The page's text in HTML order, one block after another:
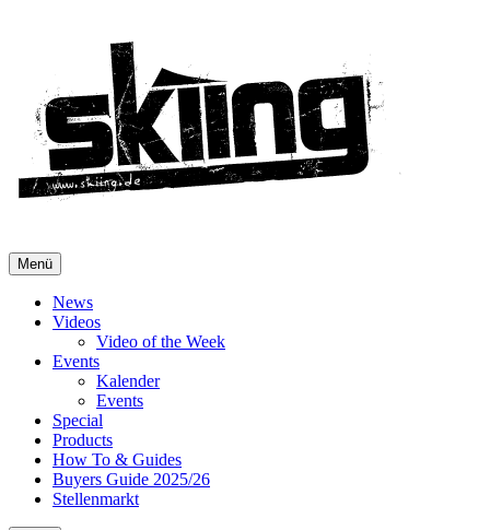
Menü
News
Videos
Video of the Week
Events
Kalender
Events
Special
Products
How To & Guides
Buyers Guide 2025/26
Stellenmarkt